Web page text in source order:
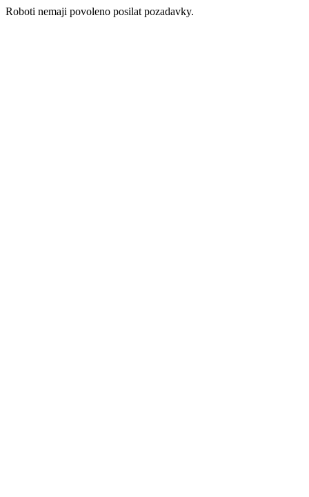
Roboti nemaji povoleno posilat pozadavky.